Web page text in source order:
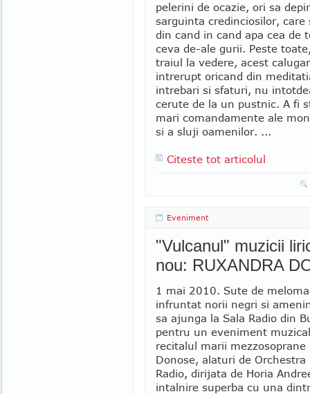
pelerini de ocazie, ori sa
sarguinta credinciosilor, care
din cand in cand apa cea de
ceva de-ale gurii. Peste
traiul la vedere, acest
intrerupt oricand din
intrebari si sfaturi, nu
cerute de la un pustnic. A fi
mari comandamente ale
si a sluji oamenilor. ...
Citeste tot articolul
Eveniment
"Vulcanul" muzicii
nou: RUXANDRA
1 mai 2010. Sute de
infruntat norii negri si
sa ajunga la Sala Radio din
pentru un eveniment
recitalul marii mezzosoprane
Donose, alaturi de Orchestra
Radio, dirijata de Horia
intalnire superba cu una